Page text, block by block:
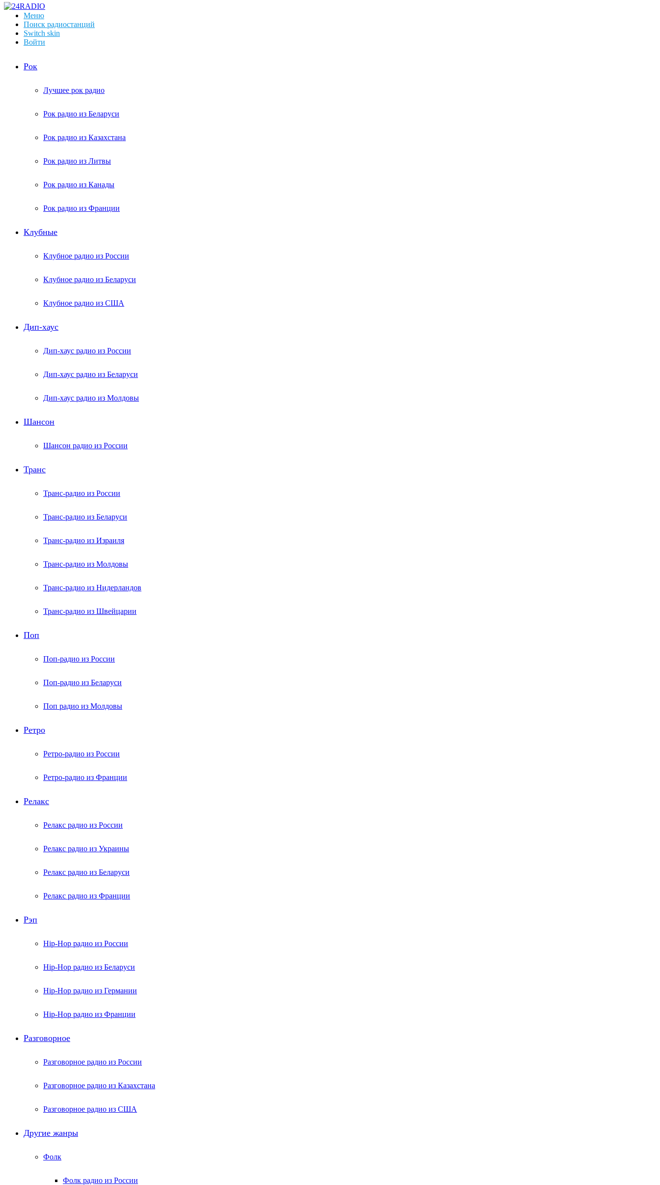
Меню
Поиск радиостанций
Switch skin
Войти
Рок
Лучшее рок радио
Рок радио из Беларуси
Рок радио из Казахстана
Рок радио из Литвы
Рок радио из Канады
Рок радио из Франции
Клубные
Клубное радио из России
Клубное радио из Беларуси
Клубное радио из США
Дип-хаус
Дип-хаус радио из России
Дип-хаус радио из Беларуси
Дип-хаус радио из Молдовы
Шансон
Шансон радио из России
Транс
Транс-радио из России
Транс-радио из Беларуси
Транс-радио из Израиля
Транс-радио из Молдовы
Транс-радио из Нидерландов
Транс-радио из Швейцарии
Поп
Поп-радио из России
Поп-радио из Беларуси
Поп радио из Молдовы
Ретро
Ретро-радио из России
Ретро-радио из Франции
Релакс
Релакс радио из России
Релакс радио из Украины
Релакс радио из Беларуси
Релакс радио из Франции
Рэп
Hip-Hop радио из России
Hip-Hop радио из Беларуси
Hip-Hop радио из Германии
Hip-Hop радио из Франции
Разговорное
Разговорное радио из России
Разговорное радио из Казахстана
Разговорное радио из США
Другие жанры
Фолк
Фолк радио из России